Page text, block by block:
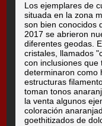
Los ejemplares de
situada en la zona
son bien conocidos
2017 se abrieron
diferentes geodas.
cristales, llamados
con inclusiones que
determinaron como
estructuras
toman tonos
la venta algunos
coloración
goethitizados de